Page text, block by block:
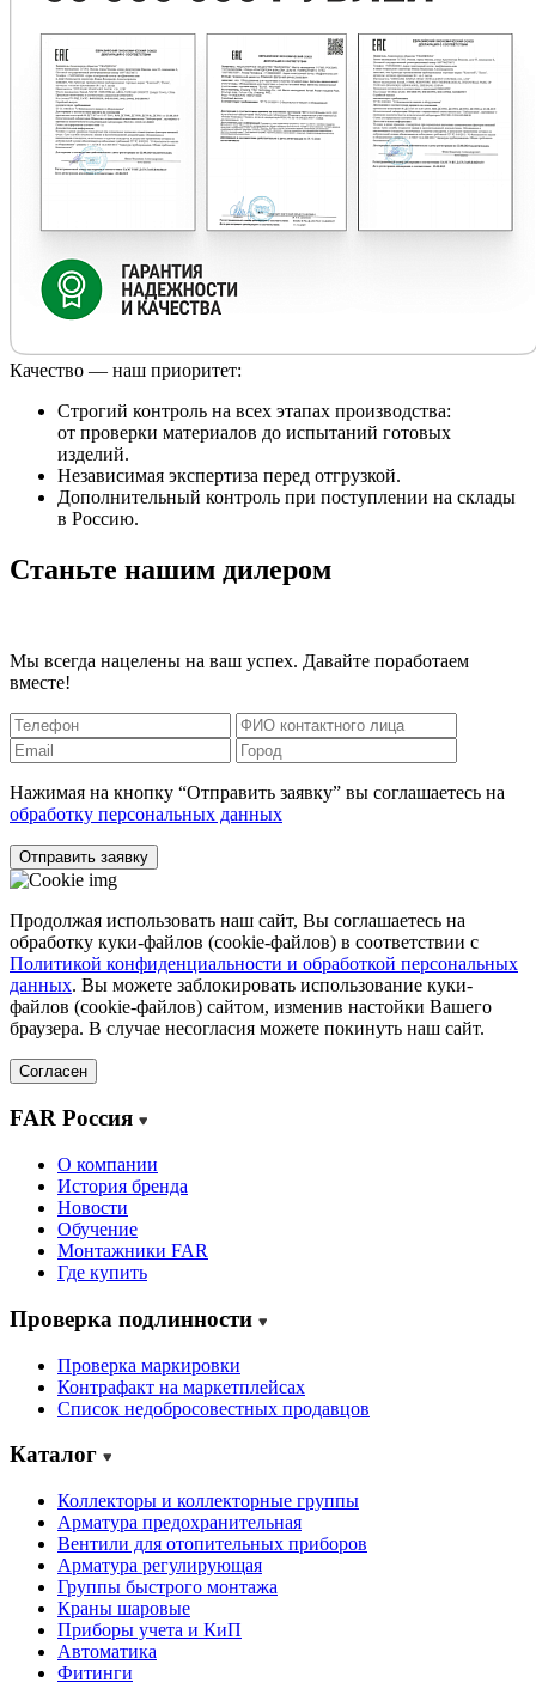
Качество — наш приоритет:
Строгий контроль на всех этапах производства:
от проверки материалов до испытаний готовых
изделий.
Независимая экспертиза перед отгрузкой.
Дополнительный контроль при поступлении на склады
в Россию.
Станьте нашим дилером
Мы всегда нацелены на ваш успех. Давайте поработаем
вместе!
Нажимая на кнопку “Отправить заявку” вы соглашаетесь на
обработку персональных данных
Отправить заявку
Продолжая использовать наш сайт, Вы соглашаетесь на
обработку куки-файлов (cookie-файлов) в соответствии с
Политикой конфиденциальности и обработкой персональных
данных. Вы можете заблокировать использование куки-
файлов (cookie-файлов) сайтом, изменив настойки Вашего
браузера. В случае несогласия можете покинуть наш сайт.
Согласен
FAR Россия
О компании
История бренда
Новости
Обучение
Монтажники FAR
Где купить
Проверка подлинности
Проверка маркировки
Контрафакт на маркетплейсах
Cписок недобросовестных продавцов
Каталог
Коллекторы и коллекторные группы
Арматура предохранительная
Вентили для отопительных приборов
Арматура регулирующая
Группы быстрого монтажа
Краны шаровые
Приборы учета и КиП
Автоматика
Фитинги